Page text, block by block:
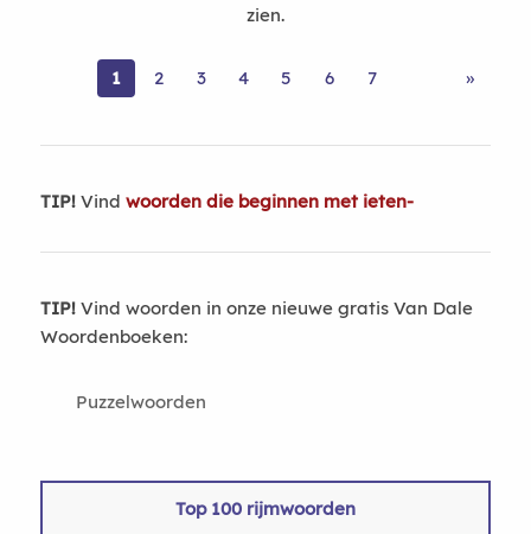
zien.
1 2 3 4 5 6 7 »
TIP!Vind woorden die beginnen met ieten-
TIP!Vind woorden in onze nieuwe gratis Van Dale
Woordenboeken:
Puzzelwoorden
Top 100 rijmwoorden